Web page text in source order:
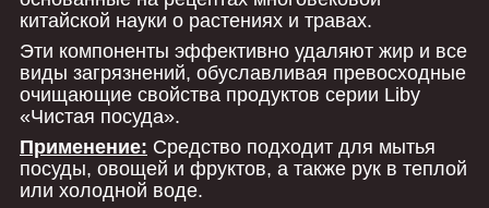
китайской науки о растениях и травах.
Эти компоненты эффективно удаляют жир и все
виды загрязнений, обуславливая превосходные
очищающие свойства продуктов серии Liby
«Чистая посуда».
Применение: Средство подходит для мытья
посуды, овощей и фруктов, а также рук в теплой
или холодной воде.